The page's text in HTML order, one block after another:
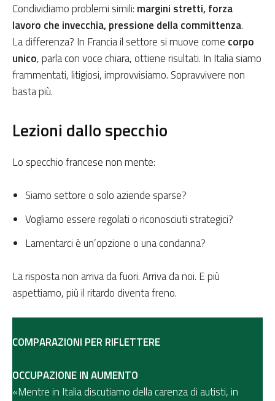
Condividiamo problemi simili: margini stretti, forza
lavoro che invecchia, pressione della committenza.
La differenza? In Francia il settore si muove come corpo
unico, parla con voce chiara, ottiene risultati. In Italia siamo
frammentati, litigiosi, improvvisiamo. Sopravvivere non
basta più.
Lezioni dallo specchio
Lo specchio francese non mente:
Siamo settore o solo aziende sparse?
Vogliamo essere regolati o riconosciuti strategici?
Lamentarci è un’opzione o una condanna?
La risposta non arriva da fuori. Arriva da noi. E più
aspettiamo, più il ritardo diventa freno.
COMPARAZIONI PER RIFLETTERE
OCCUPAZIONE IN AUMENTO
«Mentre in Italia discutiamo della carenza di autisti, in